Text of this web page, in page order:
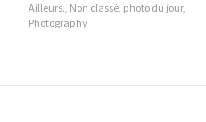
Ailleurs., Non classé, photo du jour,
Photography